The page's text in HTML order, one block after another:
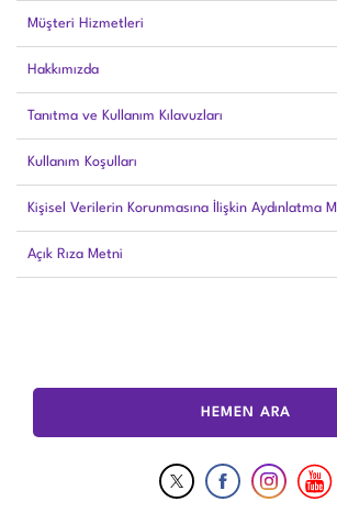
Müşteri Hizmetleri
Hakkımızda
Tanıtma ve Kullanım Kılavuzları
Kullanım Koşulları
Kişisel Verilerin Korunmasına İlişkin Aydınlatma
Açık Rıza Metni
HEMEN ARA